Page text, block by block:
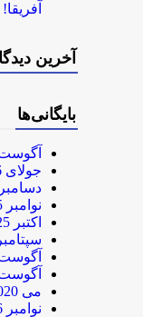
آفریقا!
آخرین
بایگانی‌ها
آگوست
جولای 2026
دسامبر 2025
نوامبر 2025
اکتبر 2025
سپتامبر 2025
آگوست
آگوست
می 2020
نوامبر 2016